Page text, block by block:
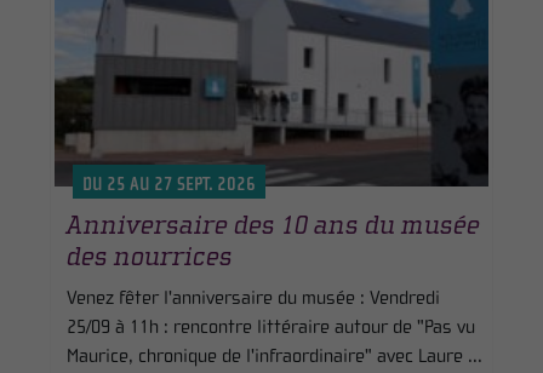
DU 25 AU 27 SEPT. 2026
Anniversaire des 10 ans du musée
des nourrices
Venez fêter l'anniversaire du musée : Vendredi
25/09 à 11h : rencontre littéraire autour de "Pas vu
Maurice, chronique de l'infraordinaire" avec Laure ...